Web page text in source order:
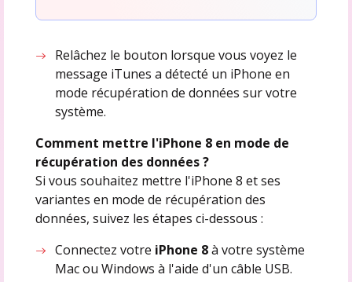
Relâchez le bouton lorsque vous voyez le
message iTunes a détecté un iPhone en
mode récupération de données sur votre
système.
Comment mettre l'iPhone 8 en mode de
récupération des données ?
Si vous souhaitez mettre l'iPhone 8 et ses
variantes en mode de récupération des
données, suivez les étapes ci-dessous :
Connectez votre iPhone 8à votre système
Mac ou Windows à l'aide d'un câble USB.